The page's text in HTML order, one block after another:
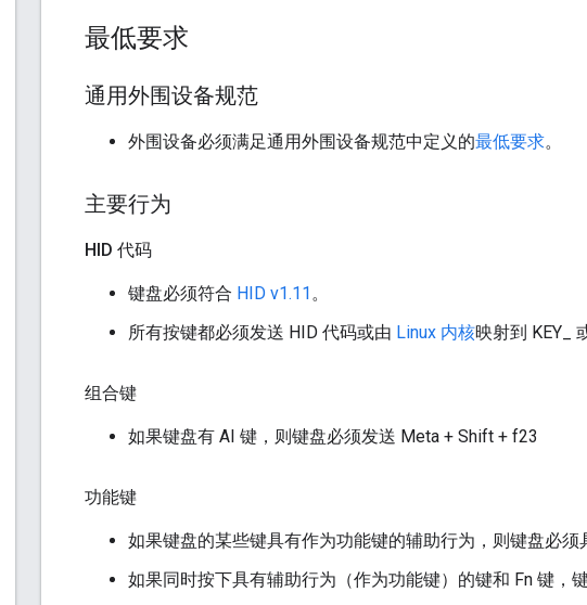
最低要求
通用外围设备规范
外围设备必须满足通用外围设备规范中定义的最低要求。
主要行为
HID 代码
键盘必须符合 HID v1.11。
所有按键都必须发送 HID 代码或由 Linux 内核映射到 KEY_
组合键
如果键盘有 AI 键，则键盘必须发送 Meta + Shift + f23
功能键
如果键盘的某些键具有作为功能键的辅助行为，则键盘必须
如果同时按下具有辅助行为（作为功能键）的键和 Fn 键，